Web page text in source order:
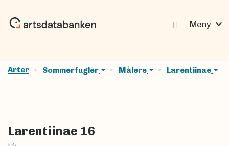
Meny expand_more
Arter Sommerfugler Målere Larentiinae
Larentiinae 16